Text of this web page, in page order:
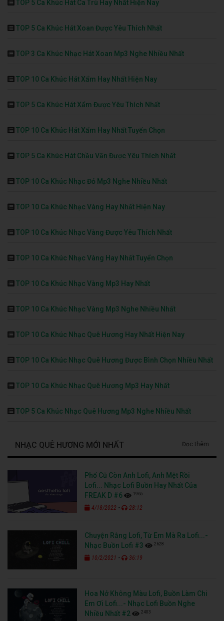
TOP 5 Ca Khúc Hát Ca Trù Hay Nhất Hiện Nay
TOP 5 Ca Khúc Hát Xoan Được Yêu Thích Nhất
TOP 3 Ca Khúc Nhạc Hát Xoan Mp3 Nghe Nhiều Nhất
TOP 10 Ca Khúc Hát Xẩm Hay Nhất Hiện Nay
TOP 5 Ca Khúc Hát Xẩm Được Yêu Thích Nhất
TOP 10 Ca Khúc Hát Xẩm Hay Nhất Tuyển Chọn
TOP 5 Ca Khúc Hát Chầu Văn Được Yêu Thích Nhất
TOP 10 Ca Khúc Nhạc Đỏ Mp3 Nghe Nhiều Nhất
TOP 10 Ca Khúc Nhạc Vàng Hay Nhất Hiện Nay
TOP 10 Ca Khúc Nhạc Vàng Được Yêu Thích Nhất
TOP 10 Ca Khúc Nhạc Vàng Hay Nhất Tuyển Chọn
TOP 10 Ca Khúc Nhạc Vàng Mp3 Hay Nhất
TOP 10 Ca Khúc Nhạc Vàng Mp3 Nghe Nhiều Nhất
TOP 10 Ca Khúc Nhạc Quê Hương Hay Nhất Hiện Nay
TOP 10 Ca Khúc Nhạc Quê Hương Được Bình Chọn Nhiều Nhất
TOP 10 Ca Khúc Nhạc Quê Hương Mp3 Hay Nhất
TOP 5 Ca Khúc Nhạc Quê Hương Mp3 Nghe Nhiều Nhất
NHẠC QUÊ HƯƠNG MỚI NHẤT Đọc thêm
Phố Cũ Còn Anh Lofi, Anh Mệt Rồi
Lofi... Nhạc Lofi Buồn Hay Nhất Của
FREAK D #6
1965
4/18/2022 - 28:12
Chuyện Rằng Lofi, Từ Em Mà Ra Lofi...-
Nhạc Buồn Lofi #3
2628
10/2/2021 - 36:19
Hoa Nở Không Màu Lofi, Buồn Làm Chi
Em Ơi Lofi...- Nhạc Lofi Buồn Nghe
Nhiều Nhất #2
2403